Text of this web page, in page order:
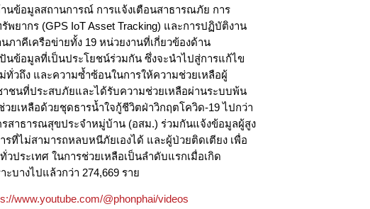
ข้อมูลสถานการณ์ การแจ้งเตือนสาธารณภัย การ
ยากร (GPS IoT Asset Tracking) และการปฏิบัติงาน
ภาคีเครือข่ายทั้ง 19 หน่วยงานที่เกี่ยวข้องด้าน
ข้อมูลที่เป็นประโยชน์ร่วมกัน ซึ่งจะนำไปสู่การแก้ไข
วถึง และความซ้ำซ้อนในการให้ความช่วยเหลือผู้
ชนที่ประสบภัยและได้รับความช่วยเหลือผ่านระบบพ้น
วยเหลือด้วยชุดธารน้ำใจกู้ชีวิตฝ่าวิกฤตโควิด-19 ไปกว่า
รสาธารณสุขประจำหมู่บ้าน (อสม.) ร่วมกันแจ้งข้อมูลผู้สูง
รที่ไม่สามารถหลบหนีภัยเองได้ และผู้ป่วยติดเตียง เพื่อ
ประเทศ ในการช่วยเหลือเป็นลำดับแรกเมื่อเกิด
บางไปแล้วกว่า 274,669 ราย
www.youtube.com/@phonphai/videos